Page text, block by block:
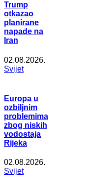
Trump
otkazao
planirane
napade na
Iran
02.08.2026.
Svijet
Europa u
ozbiljnim
problemima
zbog niskih
vodostaja
Rijeka
02.08.2026.
Svijet